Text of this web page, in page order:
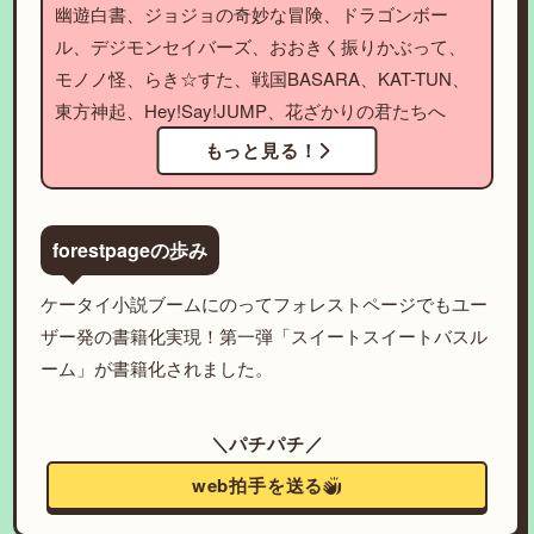
幽遊白書、ジョジョの奇妙な冒険、ドラゴンボー
ル、デジモンセイバーズ、おおきく振りかぶって、
モノノ怪、らき☆すた、戦国BASARA、KAT-TUN、
東方神起、Hey!Say!JUMP、花ざかりの君たちへ
もっと見る！
forestpageの歩み
ケータイ小説ブームにのってフォレストページでもユー
ザー発の書籍化実現！第一弾「スイートスイートバスル
ーム」が書籍化されました。
＼パチパチ／
web拍手を送る